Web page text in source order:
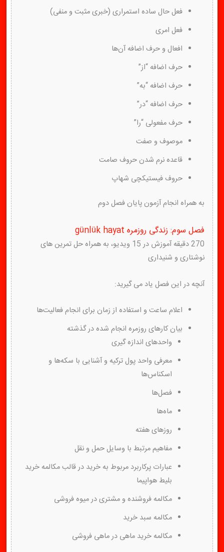
فعل حال ساده استمراری (خبری مثبت و منفی)
فعل امری
افعال و حرف اضافه آن‌ها
حرف اضافه “از”
حرف اضافه “به”
حرف اضافه “در”
حرف مفعولی “را”
موصوف و صفت
قاعده نرم شدن حروف صامت
حروف فیستیکچی شهاپ
به همراه انجام آزمون پایان فصل دوم
فصل سوم: زندگی روزمره günlük hayat
270 دقیقه آموزش در 15 ویدیو، به همراه حل تمرین های
نوشتاری و شنیداری
آنچه در این فصل یاد می گیرید:
اعلام ساعت و استفاده از زمان برای انجام فعالیت‌ها
بیان کارهای روزمره انجام شده در گذشته
واحدهای اندازه گیری
معرفی واحد پول ترکیه و آشنایی با سکه‌ها و
اسکناس‌ها
فصل‌ها
ماه‌ها
روزهای هفته
مفاهیم مرتبط با وسایل حمل و نقل
عبارات پرکاربرد مربوط به خرید در قالب مکالمه خرید
بلیط هواپیما
مکالمه فروشنده و مشتری در میوه فروشی
مکالمه سبد خرید
مکالمه خرید ماهی در ماهی فروشی